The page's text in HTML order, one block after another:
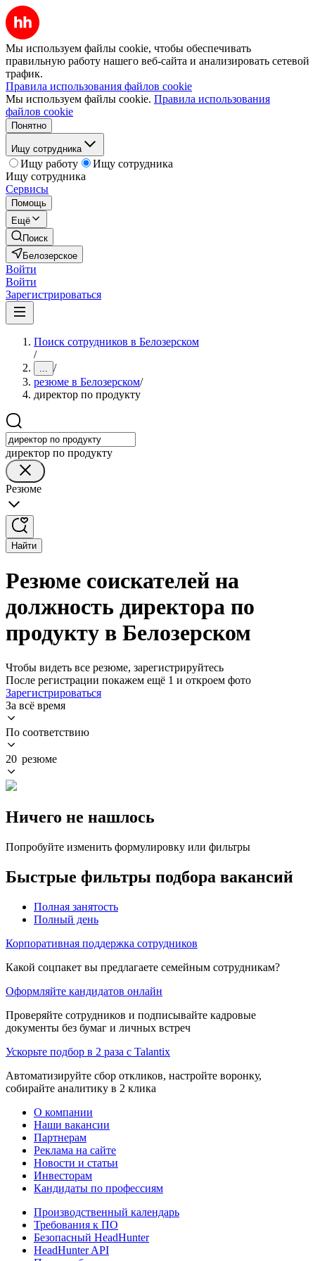
Мы используем файлы cookie, чтобы обеспечивать
правильную работу нашего веб-сайта и анализировать сетевой
трафик.
Правила использования файлов cookie
Мы используем файлы cookie. Правила использования
файлов cookie
Понятно
Ищу сотрудника
Ищу работу
Ищу сотрудника
Ищу сотрудника
Сервисы
Помощь
Ещё
Поиск
Белозерское
Войти
Войти
Зарегистрироваться
Поиск сотрудников в Белозерском
/
... /
резюме в Белозерском/
директор по продукту
директор по продукту
Резюме
Найти
Резюме соискателей на
должность директора по
продукту в Белозерском
Чтобы видеть все резюме, зарегистрируйтесь
После регистрации покажем ещё 1 и откроем фото
Зарегистрироваться
За всё время
По соответствию
20 резюме
Ничего не нашлось
Попробуйте изменить формулировку или фильтры
Быстрые фильтры подбора вакансий
Полная занятость
Полный день
Корпоративная поддержка сотрудников
Какой соцпакет вы предлагаете семейным сотрудникам?
Оформляйте кандидатов онлайн
Проверяйте сотрудников и подписывайте кадровые
документы без бумаг и личных встреч
Ускорьте подбор в 2 раза с Talantix
Автоматизируйте сбор откликов, настройте воронку,
собирайте аналитику в 2 клика
О компании
Наши вакансии
Партнерам
Реклама на сайте
Новости и статьи
Инвесторам
Кандидаты по профессиям
Производственный календарь
Требования к ПО
Безопасный HeadHunter
HeadHunter API